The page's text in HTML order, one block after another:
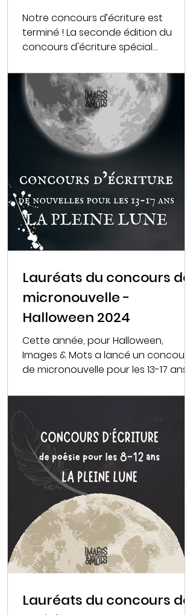
Notre concours d’écriture est
terminé ! La seconde édition du
concours d'écriture spécial
et Créatures d’Épouvante », a inspiré
de nombreuses plumes. Faucheuse,
diable, gargouilles, monstres de
folklore... Vous nous avez fait
frissonner de mille et une façons !
Merci à tous et toutes pour votre
participation ! Nous avons à présent
le plaisir de vous dévoiler nos cinq
lauréats, dont vous pouvez
découvrir les textes plus bas.
Georges Martinot
Lauréats du concours de
micronouvelle -
Halloween 2024
Cette année, pour Halloween,
Images & Mots a lancé un concours
de micronouvelle pour les 13-17 ans,
Virgule , aux éditions Faton Jeunesse.
Pour cette première édition, le
thème "La Pleine Lune" a inspiré de
nombreuses plumes sur les routes
du fantastique et de l'épouvante !
Voici les textes de nos lauréats !
Encore merci à tous et toutes pour
votre participation, et félicitations
aux trois gagnantes !
Lauréats du concours de